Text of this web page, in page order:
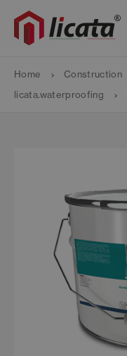
Home Construction
licata.waterproofing